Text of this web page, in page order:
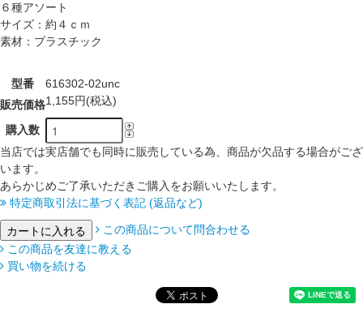
６種アソート
サイズ：約４ｃｍ
素材：プラスチック
型番
616302-02unc
販売価格1,155円(税込)
購入数
当店では実店舗でも同時に販売している為、商品が欠品する場合がござ
います。
あらかじめご了承いただきご購入をお願いいたします。
特定商取引法に基づく表記 (返品など)
この商品について問合わせる
この商品を友達に教える
買い物を続ける